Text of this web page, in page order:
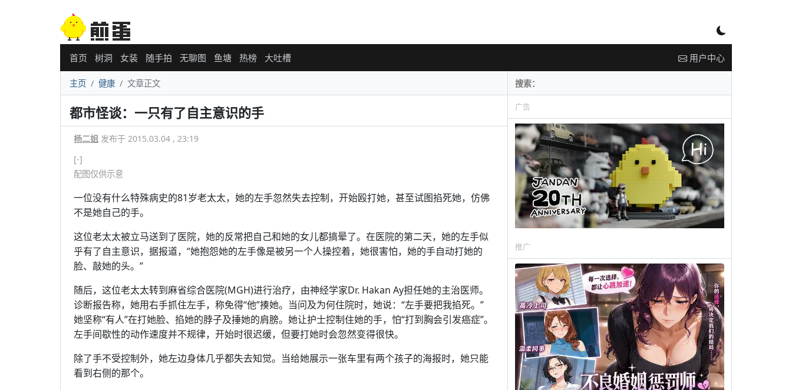
首页 树洞 女装 随手拍 无聊图 鱼塘 热榜 大吐槽 用户中心
主页 健康 文章正文
都市怪谈：一只有了自主意识的手
杨二姐 发布于 2015.03.04 , 23:19
[-]
配图仅供示意
一位没有什么特殊病史的81岁老太太，她的左手忽然失去控制，开始殴打她，甚至试图掐死她，仿佛
不是她自己的手。
这位老太太被立马送到了医院，她的反常把自己和她的女儿都搞晕了。在医院的第二天，她的左手似
乎有了自主意识，据报道，“她抱怨她的左手像是被另一个人操控着，她很害怕，她的手自动打她的
脸、敲她的头。”
随后，这位老太太转到麻省综合医院(MGH)进行治疗，由神经学家Dr. Hakan Ay担任她的主治医师。
诊断报告称，她用右手抓住左手，称免得“他”揍她。当问及为何住院时，她说：“左手要把我掐死。”
她坚称“有人”在打她脸、掐她的脖子及捶她的肩膀。她让护士控制住她的手，怕“打到胸会引发癌症”。
左手间歇性的动作速度并不规律，开始时很迟缓，但要打她时会忽然变得很快。
除了手不受控制外，她左边身体几乎都失去知觉。当给她展示一张车里有两个孩子的海报时，她只能
看到右侧的那个。
广告
推广